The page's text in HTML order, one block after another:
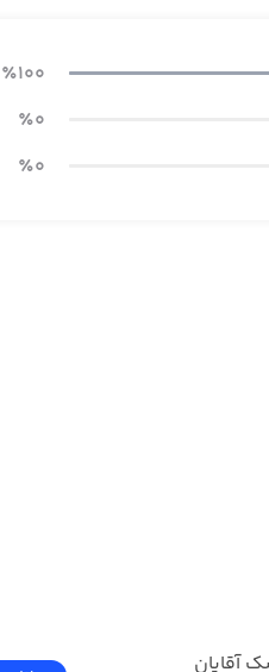
٪100
٪0
٪0
آقایان